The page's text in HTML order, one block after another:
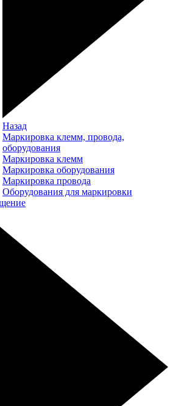
Назад
Маркировка клемм, провода,
оборудования
Маркировка клемм
Маркировка оборудования
Маркировка провода
Оборудования для маркировки